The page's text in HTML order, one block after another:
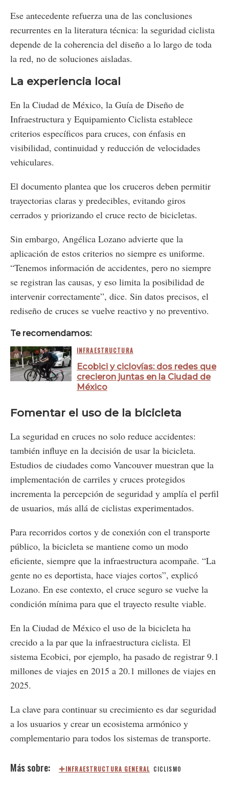
Ese antecedente refuerza una de las conclusiones
recurrentes en la literatura técnica: la seguridad ciclista
depende de la coherencia del diseño a lo largo de toda
la red, no de soluciones aisladas.
La experiencia local
En la Ciudad de México, la Guía de Diseño de
Infraestructura y Equipamiento Ciclista establece
criterios específicos para cruces, con énfasis en
visibilidad, continuidad y reducción de velocidades
vehiculares.
El documento plantea que los cruceros deben permitir
trayectorias claras y predecibles, evitando giros
cerrados y priorizando el cruce recto de bicicletas.
Sin embargo, Angélica Lozano advierte que la
aplicación de estos criterios no siempre es uniforme.
“Tenemos información de accidentes, pero no siempre
se registran las causas, y eso limita la posibilidad de
intervenir correctamente”, dice. Sin datos precisos, el
rediseño de cruces se vuelve reactivo y no preventivo.
Te recomendamos:
INFRAESTRUCTURA
Ecobici y ciclovías: dos redes que
crecieron juntas en la Ciudad de
México
Fomentar el uso de la bicicleta
La seguridad en cruces no solo reduce accidentes:
también influye en la decisión de usar la bicicleta.
Estudios de ciudades como Vancouver muestran que la
implementación de carriles y cruces protegidos
incrementa la percepción de seguridad y amplía el perfil
de usuarios, más allá de ciclistas experimentados.
Para recorridos cortos y de conexión con el transporte
público, la bicicleta se mantiene como un modo
eficiente, siempre que la infraestructura acompañe. “La
gente no es deportista, hace viajes cortos”, explicó
Lozano. En ese contexto, el cruce seguro se vuelve la
condición mínima para que el trayecto resulte viable.
En la Ciudad de México el uso de la bicicleta ha
crecido a la par que la infraestructura ciclista. El
sistema Ecobici, por ejemplo, ha pasado de registrar 9.1
millones de viajes en 2015 a 20.1 millones de viajes en
2025.
La clave para continuar su crecimiento es dar seguridad
a los usuarios y crear un ecosistema armónico y
complementario para todos los sistemas de transporte.
INFRAESTRUCTURA GENERAL CICLISMO